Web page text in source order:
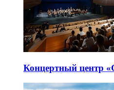
Концертный центр